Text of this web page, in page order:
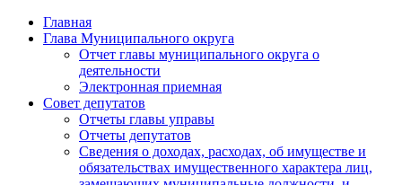
Главная
Глава Муниципального округа
Отчет главы муниципального округа о
деятельности
Электронная приемная
Совет депутатов
Отчеты главы управы
Отчеты депутатов
Сведения о доходах, расходах, об имуществе и
обязательствах имущественного характера лиц,